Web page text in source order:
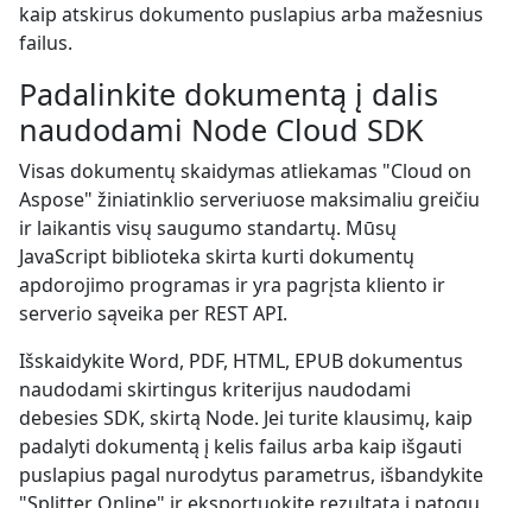
kaip atskirus dokumento puslapius arba mažesnius
failus.
Padalinkite dokumentą į dalis
naudodami Node Cloud SDK
Visas dokumentų skaidymas atliekamas "Cloud on
Aspose" žiniatinklio serveriuose maksimaliu greičiu
ir laikantis visų saugumo standartų. Mūsų
JavaScript biblioteka skirta kurti dokumentų
apdorojimo programas ir yra pagrįsta kliento ir
serverio sąveika per REST API.
Išskaidykite Word, PDF, HTML, EPUB dokumentus
naudodami skirtingus kriterijus naudodami
debesies SDK, skirtą Node. Jei turite klausimų, kaip
padalyti dokumentą į kelis failus arba kaip išgauti
puslapius pagal nurodytus parametrus, išbandykite